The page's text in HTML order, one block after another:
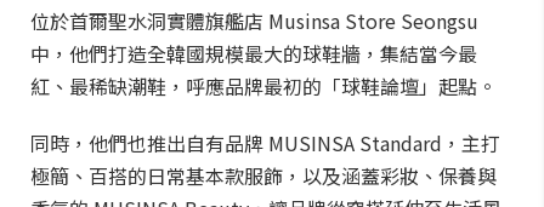
位於首爾聖水洞實體旗艦店 Musinsa Store Seongsu
中，他們打造全韓國規模最大的球鞋牆，集結當今最
紅、最稀缺潮鞋，呼應品牌最初的「球鞋論壇」起點。
同時，他們也推出自有品牌 MUSINSA Standard，主打
極簡、百搭的日常基本款服飾，以及涵蓋彩妝、保養與